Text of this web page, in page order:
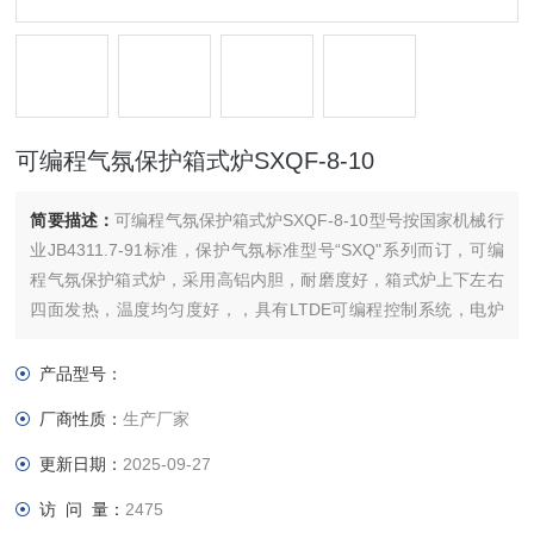
可编程气氛保护箱式炉SXQF-8-10
简要描述：可编程气氛保护箱式炉SXQF-8-10型号按国家机械行
业JB4311.7-91标准，保护气氛标准型号“SXQ"系列而订，可编
程气氛保护箱式炉，采用高铝内胆，耐磨度好，箱式炉上下左右
四面发热，温度均匀度好，，具有LTDE可编程控制系统，电炉
采用特定制作工艺具有进气和出气装置，可以直接通入堕性气体
产品型号：
厂商性质：生产厂家
更新日期： 2025-09-27
访 问 量： 2475